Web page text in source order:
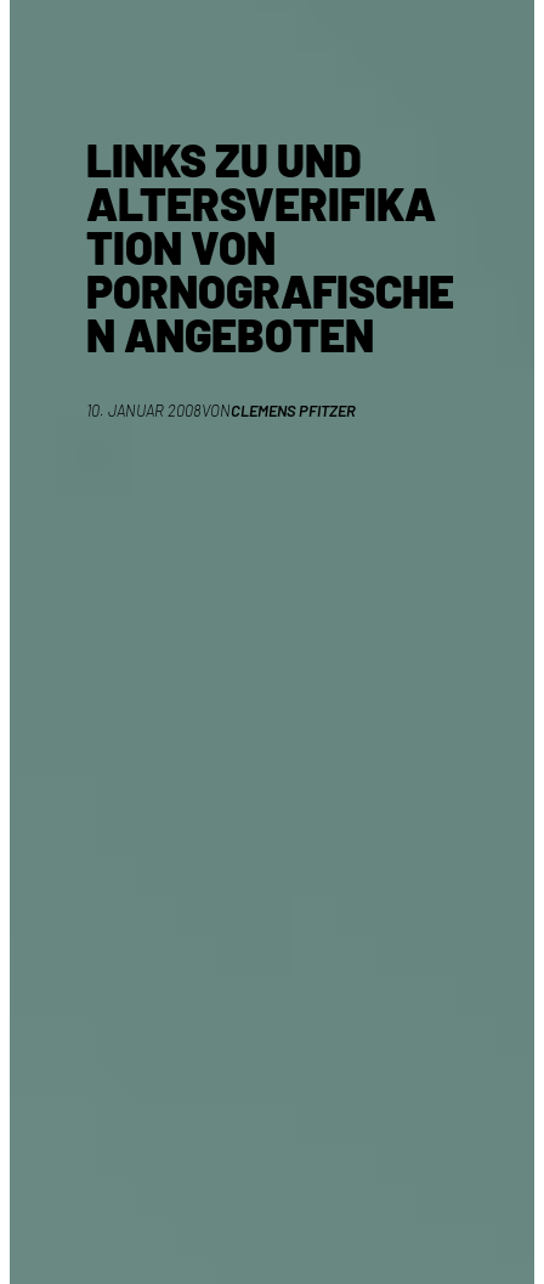
LINKS ZU UND
ALTERSVERIFIKA
TION VON
PORNOGRAFISCHE
N ANGEBOTEN
10. JANUAR 2008VONCLEMENS PFITZER